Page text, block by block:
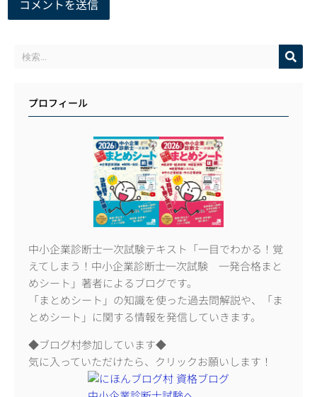
プロフィール
中小企業診断士一次試験テキスト「一目でわかる！覚
えてしまう！中小企業診断士一次試験 一発合格まと
めシート」著者によるブログです。
「まとめシート」の知識を使った過去問解説や、「ま
とめシート」に関する情報を発信していきます。
◆ブログ村参加しています◆
気に入っていただけたら、クリックお願いします！